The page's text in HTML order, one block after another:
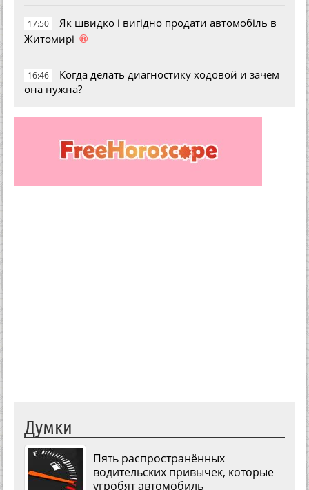
17:50
Як швидко і вигідно продати автомобіль в
Житомирі ®
16:46
Когда делать диагностику ходовой и зачем
она нужна?
Думки
Пять распространённых
водительских привычек, которые
угробят автомобиль